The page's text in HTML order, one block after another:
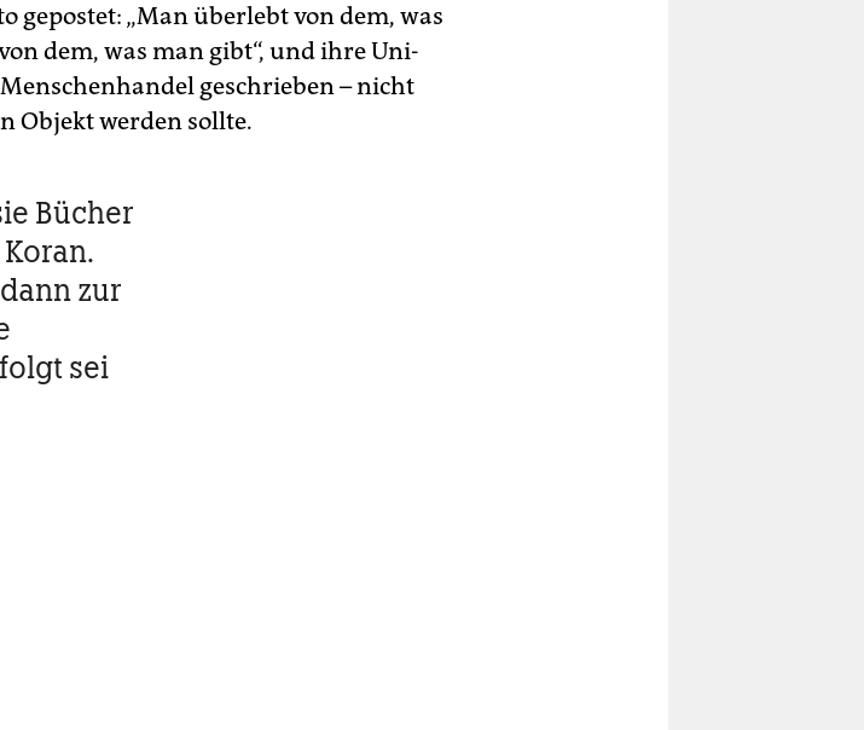
gepostet: „Man überlebt von dem, was
dem, was man gibt“, und ihre Uni-
geschrieben – nicht
Objekt werden sollte.
Bücher
zur
sei